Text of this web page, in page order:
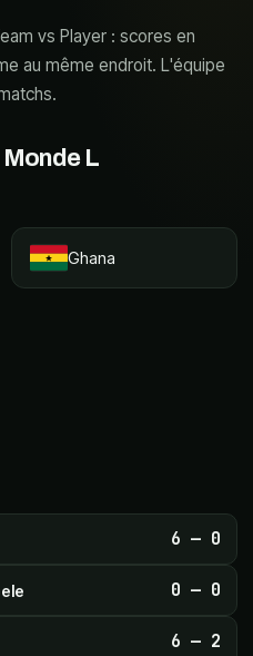
vs Player : scores en
au même endroit. L'équipe
Monde L
Ghana
6 — 0
0 — 0
6 — 2